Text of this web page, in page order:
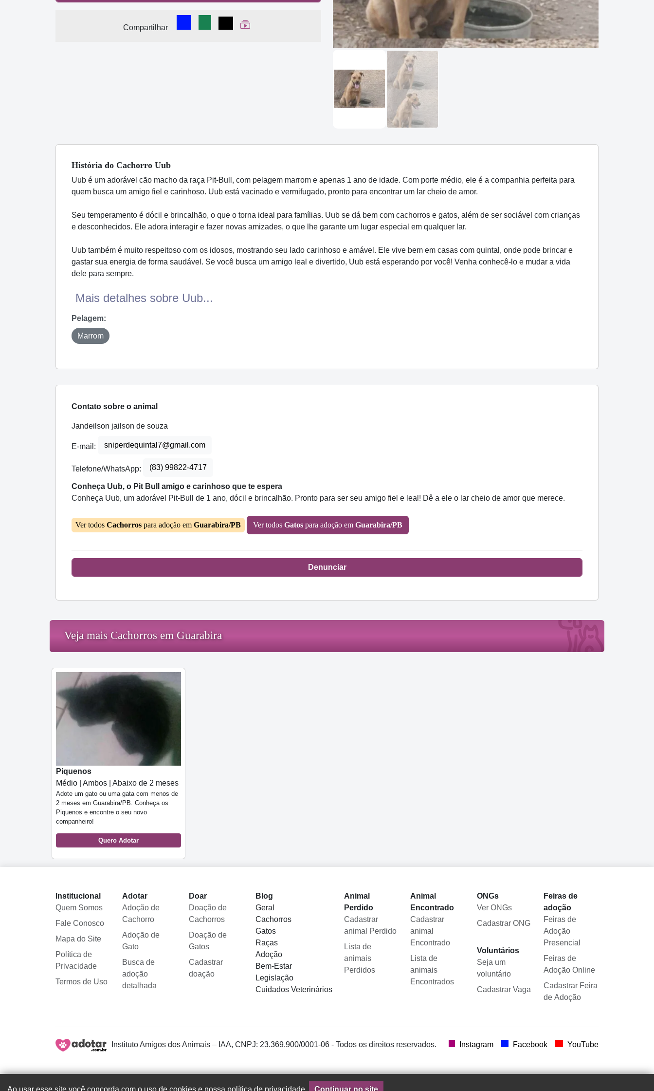
Compartilhar
Compartilhar no Facebook
Compartilhar no WhatsApp
Compartilhar
Ver Web Story
História do Cachorro Uub
Uub é um adorável cão macho da raça Pit-Bull, com pelagem marrom e apenas 1 ano de idade. Com porte médio, ele é a companhia perfeita para
quem busca um amigo fiel e carinhoso. Uub está vacinado e vermifugado, pronto para encontrar um lar cheio de amor.
Seu temperamento é dócil e brincalhão, o que o torna ideal para famílias. Uub se dá bem com cachorros e gatos, além de ser sociável com crianças
e desconhecidos. Ele adora interagir e fazer novas amizades, o que lhe garante um lugar especial em qualquer lar.
Uub também é muito respeitoso com os idosos, mostrando seu lado carinhoso e amável. Ele vive bem em casas com quintal, onde pode brincar e
gastar sua energia de forma saudável. Se você busca um amigo leal e divertido, Uub está esperando por você! Venha conhecê-lo e mudar a vida
dele para sempre.
Mais detalhes sobre Uub...
Pelagem:
Marrom
Contato sobre o animal
Jandeilson jailson de souza
E-mail: sniperdequintal7@gmail.com
Telefone/WhatsApp: (83) 99822-4717
Conheça Uub, o Pit Bull amigo e carinhoso que te espera
Conheça Uub, um adorável Pit-Bull de 1 ano, dócil e brincalhão. Pronto para ser seu amigo fiel e leal! Dê a ele o lar cheio de amor que merece.
Ver todos Cachorros para adoção em Guarabira/PB Ver todos Gatos para adoção em Guarabira/PB
Denunciar
Veja mais Cachorros em Guarabira
Piquenos
Médio | Ambos | Abaixo de 2 meses
Adote um gato ou uma gata com menos de
2 meses em Guarabira/PB. Conheça os
Piquenos e encontre o seu novo
companheiro!
Quero Adotar
Institucional
Quem Somos
Fale Conosco
Mapa do Site
Política de
Privacidade
Termos de Uso
Adotar
Adoção de
Cachorro
Adoção de
Gato
Busca de
adoção
detalhada
Doar
Doação de
Cachorros
Doação de
Gatos
Cadastrar
doação
Blog
Geral
Cachorros
Gatos
Raças
Adoção
Bem-Estar
Legislação
Cuidados Veterinários
Animal
Perdido
Cadastrar
animal Perdido
Lista de
animais
Perdidos
Animal
Encontrado
Cadastrar
animal
Encontrado
Lista de
animais
Encontrados
ONGs
Ver ONGs
Cadastrar ONG
Voluntários
Seja um
voluntário
Cadastrar Vaga
Feiras de
adoção
Feiras de
Adoção
Presencial
Feiras de
Adoção Online
Cadastrar Feira
de Adoção
Instituto Amigos dos Animais – IAA, CNPJ: 23.369.900/0001-06 - Todos os direitos reservados. Instagram Facebook YouTube
Ao usar esse site você concorda com o uso de cookies e nossa política de privacidade. Continuar no site